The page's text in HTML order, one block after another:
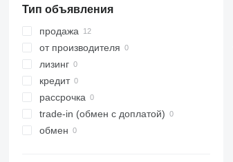
Тип объявления
продажа
от производителя
лизинг
кредит
рассрочка
trade-in (обмен с доплатой)
обмен